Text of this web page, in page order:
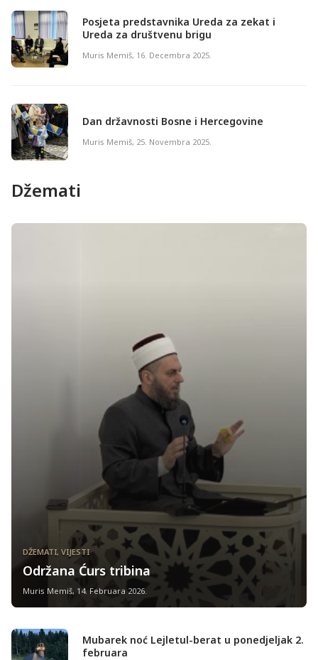
Posjeta predstavnika Ureda za zekat i
Ureda za društvenu brigu
Muris Memiš, 16. Decembra 2025.
Dan državnosti Bosne i Hercegovine
Muris Memiš, 25. Novembra 2025.
Džemati
DŽEMATI, VIJESTI
Održana Ćurs tribina
Muris Memiš, 14. Februara 2026.
Mubarek noć Lejletul-berat u ponedjeljak 2.
februara